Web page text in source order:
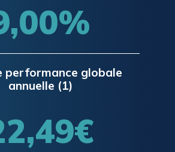
performance globale
annuelle (1)